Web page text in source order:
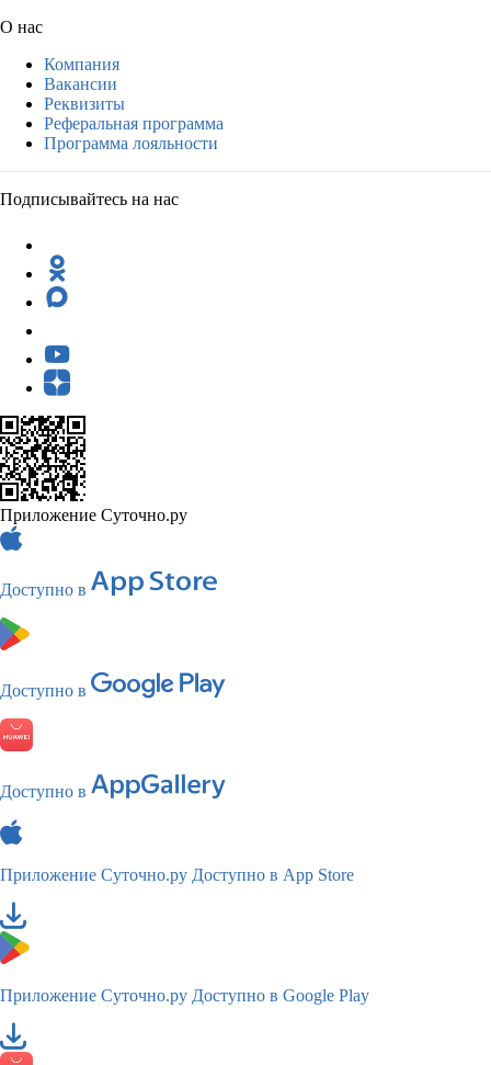
О нас
Компания
Вакансии
Реквизиты
Реферальная программа
Программа лояльности
Подписывайтесь на нас
Приложение Суточно.ру
Доступно в
Доступно в
Доступно в
Приложение Суточно.ру Доступно в App Store
Приложение Суточно.ру Доступно в Google Play